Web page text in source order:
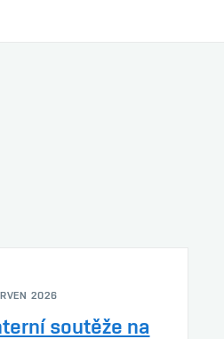
2026
soutěže na